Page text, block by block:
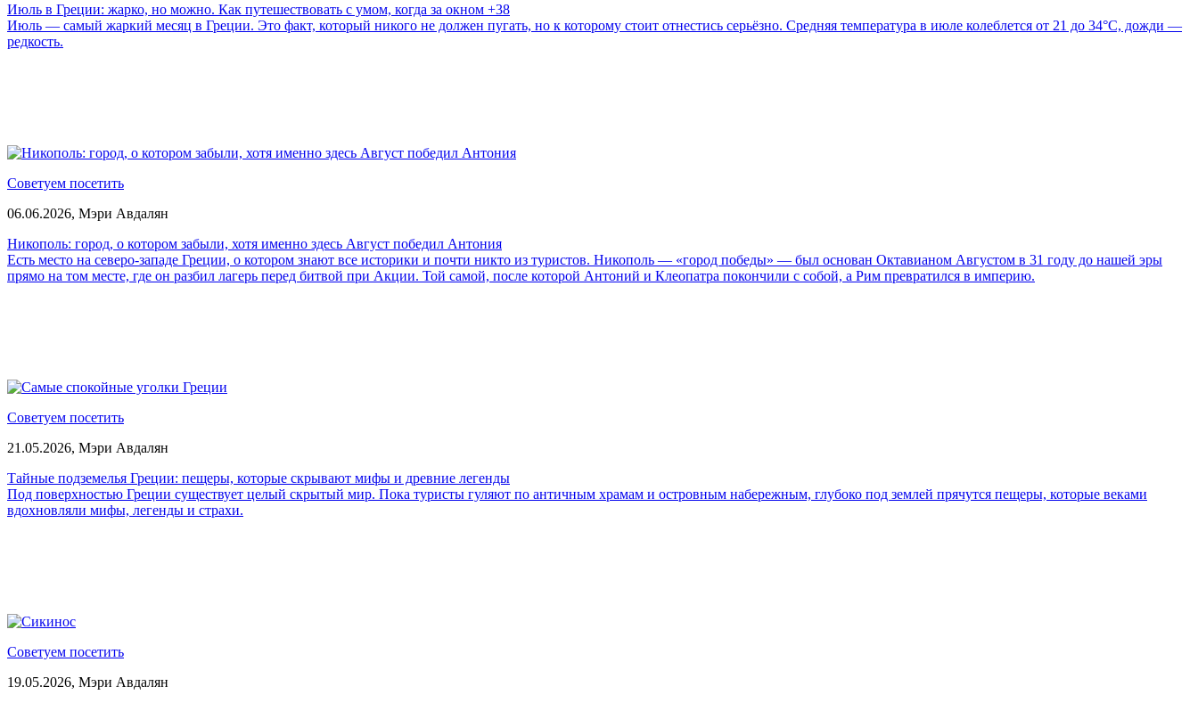
Июль в Греции: жарко, но можно. Как путешествовать с умом, когда за окном +38
Июль — самый жаркий месяц в Греции. Это факт, который никого не должен пугать, но к которому стоит отнестись серьёзно. Средняя температура в июле колеблется от 21 до 34°C, дожди —
редкость.
Советуем посетить
06.06.2026, Мэри Авдалян
Никополь: город, о котором забыли, хотя именно здесь Август победил Антония
Есть место на северо-западе Греции, о котором знают все историки и почти никто из туристов. Никополь — «город победы» — был основан Октавианом Августом в 31 году до нашей эры
прямо на том месте, где он разбил лагерь перед битвой при Акции. Той самой, после которой Антоний и Клеопатра покончили с собой, а Рим превратился в империю.
Советуем посетить
21.05.2026, Мэри Авдалян
Тайные подземелья Греции: пещеры, которые скрывают мифы и древние легенды
Под поверхностью Греции существует целый скрытый мир. Пока туристы гуляют по античным храмам и островным набережным, глубоко под землей прячутся пещеры, которые веками
вдохновляли мифы, легенды и страхи.
Советуем посетить
19.05.2026, Мэри Авдалян